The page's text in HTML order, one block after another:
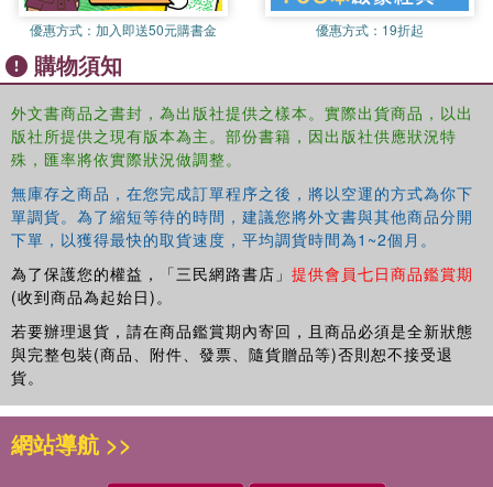
Rugby's Great Splitis a benchmark text in the history of
rugby, and an absorbing case study of wider issues –
issues of class, gender, regional and national identity, and
the impact of the commercialization and recent
professionalization of rugby league. This insightful text is
for anyone interested in Britain's social history or in the
emergence of modern sport, it is vital reading.
優惠方式： 加入即送50元購書金 優惠方式： 19折起
購物須知
外文書商品之書封，為出版社提供之樣本。實際出貨商品，以出
版社所提供之現有版本為主。部份書籍，因出版社供應狀況特
殊，匯率將依實際狀況做調整。
無庫存之商品，在您完成訂單程序之後，將以空運的方式為你下
單調貨。為了縮短等待的時間，建議您將外文書與其他商品分開
下單，以獲得最快的取貨速度，平均調貨時間為1~2個月。
為了保護您的權益，「三民網路書店」 提供會員七日商品鑑賞期
(收到商品為起始日)。
若要辦理退貨，請在商品鑑賞期內寄回，且商品必須是全新狀態
與完整包裝(商品、附件、發票、隨貨贈品等)否則恕不接受退
貨。
網站導航 >>